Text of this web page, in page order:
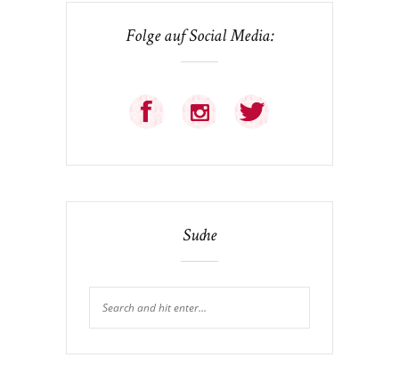
Folge auf Social Media:
Suche